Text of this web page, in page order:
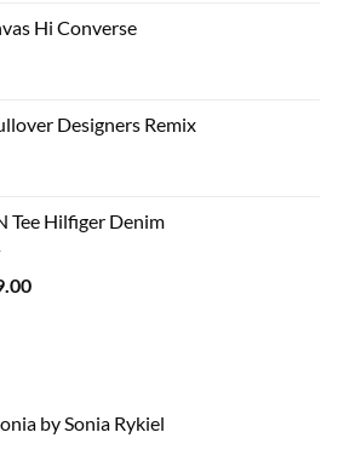
Hi Converse
Designers Remix
Tee Hilfiger Denim
Current
by Sonia Rykiel